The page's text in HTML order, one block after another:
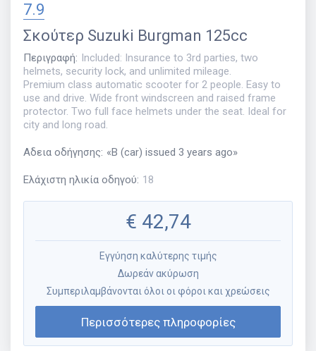
7.9
Σκούτερ Suzuki Burgman 125cc
Περιγραφή:
Included: Insurance to 3rd parties, two
helmets, security lock, and unlimited mileage.
Premium class automatic scooter for 2 people. Easy to
use and drive. Wide front windscreen and raised frame
protector. Two full face helmets under the seat. Ideal for
city and long road.
Αδεια οδήγησης: «B (car) issued 3 years ago»
Ελάχιστη ηλικία οδηγού: 18
€ 42,74
Εγγύηση καλύτερης τιμής
Δωρεάν ακύρωση
Συμπεριλαμβάνονται όλοι οι φόροι και χρεώσεις
Περισσότερες πληροφορίες